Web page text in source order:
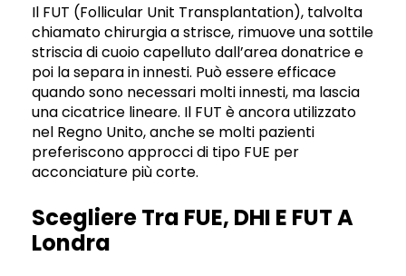
Il FUT (Follicular Unit Transplantation), talvolta
chiamato chirurgia a strisce, rimuove una sottile
striscia di cuoio capelluto dall’area donatrice e
poi la separa in innesti. Può essere efficace
quando sono necessari molti innesti, ma lascia
una cicatrice lineare. Il FUT è ancora utilizzato
nel Regno Unito, anche se molti pazienti
preferiscono approcci di tipo FUE per
acconciature più corte.
Scegliere Tra FUE, DHI E FUT A
Londra